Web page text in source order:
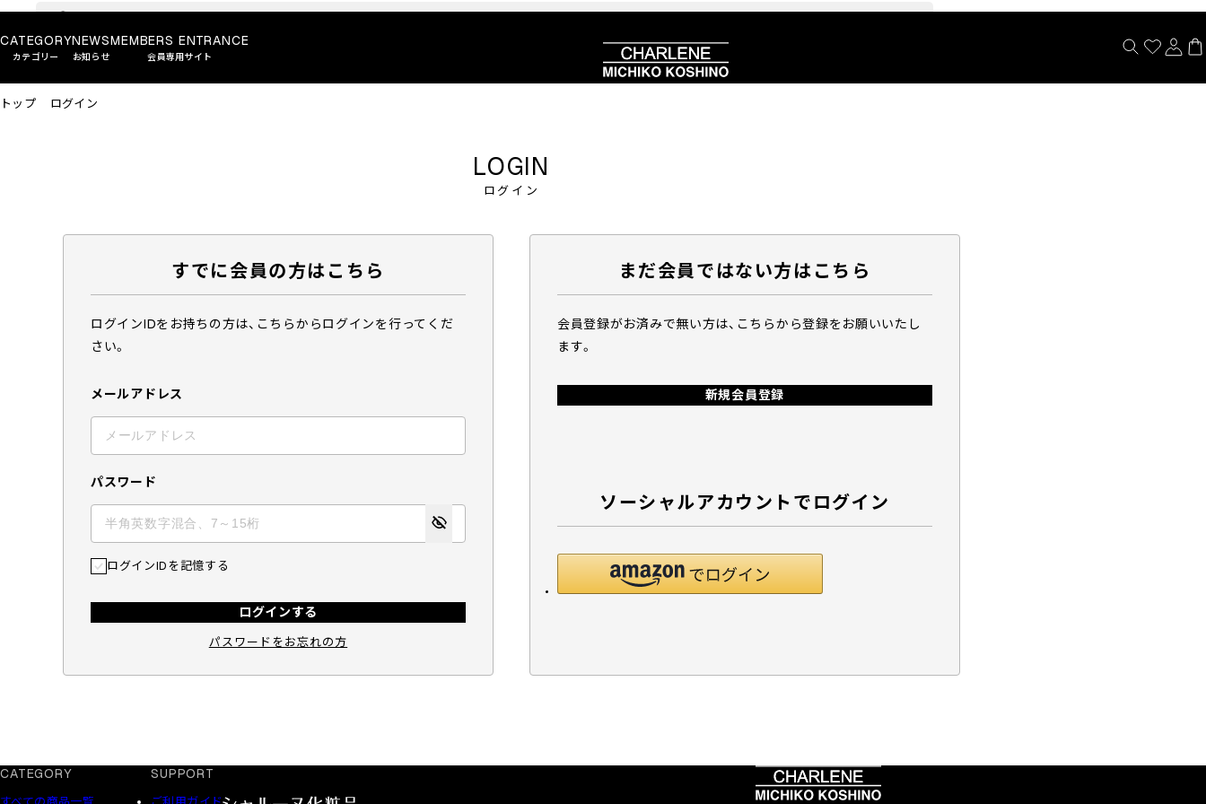
CATEGORY
カテゴリー
NEWS
お知らせ
MEMBERS ENTRANCE
会員専用サイト
トップ ログイン
ログイン
LOGIN
すでに会員の方はこちら
ログインIDをお持ちの方は、こちらからログインを行ってくだ
さい。
メールアドレス
パスワード
ログインIDを記憶する
ログインする
パスワードをお忘れの方
まだ会員ではない方はこちら
会員登録がお済みで無い方は、こちらから登録をお願いいたし
ます。
新規会員登録
ソーシャルアカウントでログイン
CATEGORY SUPPORT